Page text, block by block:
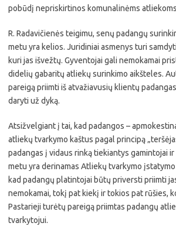
pobūdį nepriskirtinos komunalinėms
R. Radavičienės teigimu, senų padangų
metu yra kelios. Juridiniai asmenys turi
kuri jas išvežtų. Gyventojai gali nemokamai
didelių gabaritų atliekų surinkimo aikšteles.
pareigą priimti iš atvažiavusių klientų
daryti už dyką.
Atsižvelgiant į tai, kad padangos –
atliekų tvarkymo kaštus pagal principą
padangas į vidaus rinką tiekiantys gamintojai
metu yra derinamas Atliekų tvarkymo
kad padangų platintojai būtų priversti priimti
nemokamai, tokį pat kiekį ir tokios pat rūšies,
Pastarieji turėtų pareigą priimtas padangų
tvarkytojui.